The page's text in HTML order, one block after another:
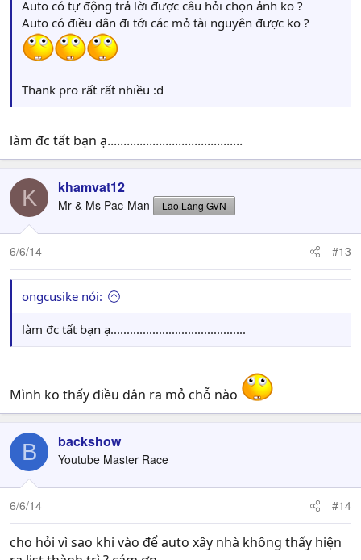
Auto có tự động trả lời được câu hỏi chọn ảnh ko ?
Auto có điều dân đi tới các mỏ tài nguyên được ko ?
Thank pro rất rất nhiều :d
làm đc tất bạn ạ..........................................
K khamvat12
Mr & Ms Pac-Man Lão Làng GVN
6/6/14 #13
ongcusike nói:
làm đc tất bạn ạ..........................................
Mình ko thấy điều dân ra mỏ chỗ nào
B backshow
Youtube Master Race
6/6/14 #14
cho hỏi vì sao khi vào để auto xây nhà không thấy hiện